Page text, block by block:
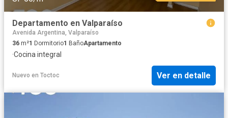
Departamento en Valparaíso
Avenida Argentina, Valparaíso
36 m²1 Dormitorio1 BañoApartamento
·Cocina integral
Nuevo en Toctoc Ver en detalle